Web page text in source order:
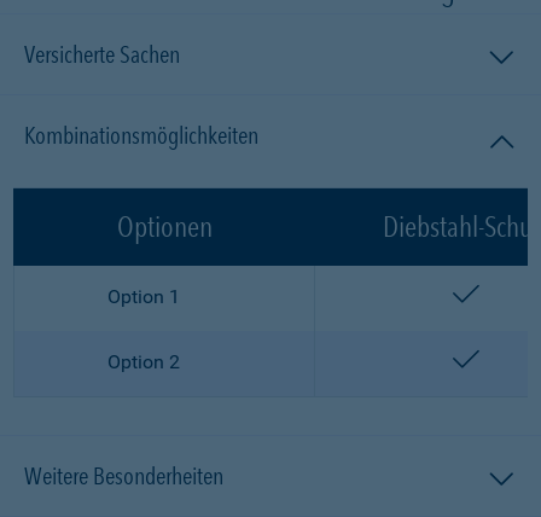
Versicherte Sachen
Kombinationsmöglichkeiten
Optionen Diebstahl-
Option 1
Option 2
Weitere Besonderheiten